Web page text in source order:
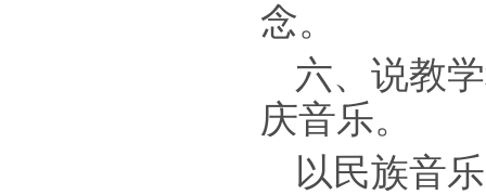
念。
六、说教
庆音乐。
以民族音